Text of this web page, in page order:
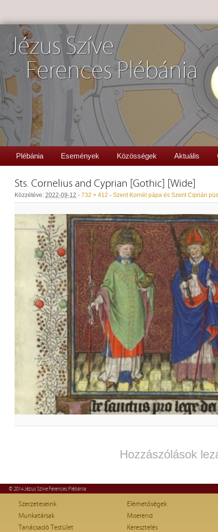
Jézus Szíve
Ferences Plébánia
Plébánia Események Közösségek Aktuális
Sts. Cornelius and Cyprian [Gothic] [Wide]
Közzétéve: 2022-09-12 - 732 × 412 - Szent Kornél pápa és Szent Ciprián
Hozzászólások
© 2014 Jézus Szíve Ferences Plébánia
Szerzeteseink
Munkatársak
Tanácsadó Testület
Elérhetőségek
Miserend
Keresztelés